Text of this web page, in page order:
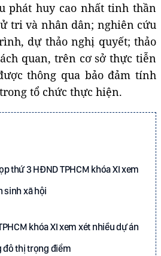
phát huy cao nhất tinh thần
tri và nhân dân; nghiên cứu
dự thảo nghị quyết; thảo
quan, trên cơ sở thực tiễn
thông qua bảo đảm tính
tổ chức thực hiện.
thứ 3 HĐND TPHCM khóa XI xem
sinh xã hội
khóa XI xem xét nhiều dự án
đô thị trọng điểm